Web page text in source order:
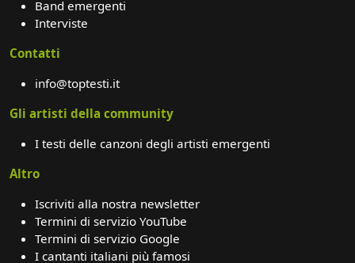
Band emergenti
Interviste
Contatti
info@toptesti.it
Gli artisti della community
I testi delle canzoni degli artisti emergenti
Altro
Iscriviti alla nostra newsletter
Termini di servizio YouTube
Termini di servizio Google
I cantanti italiani più famosi